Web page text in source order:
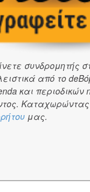
Δημοτική
ήττα ενός
συνδρομητής
από το
και περιοδικών
μας.